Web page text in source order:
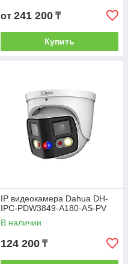
от 241 200 ₸
Купить
IP видеокамера Dahua DH-
IPC-PDW3849-A180-AS-PV
В наличии
124 200 ₸